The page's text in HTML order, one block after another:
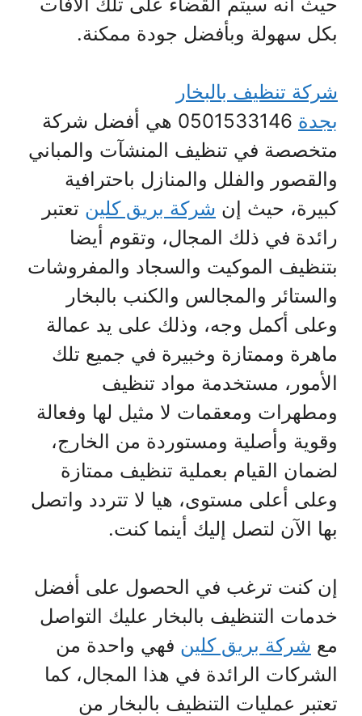
بكل سهولة وبأفضل جودة ممكنة.
شركة تنظيف بالبخار
بجدة
0501533146 هي أفضل شركة
متخصصة في تنظيف المنشآت والمباني
والقصور والفلل والمنازل باحترافية
كبيرة، حيث إن شركة بريق كلين تعتبر
رائدة في ذلك المجال، وتقوم أيضا
بتنظيف الموكيت والسجاد والمفروشات
والستائر والمجالس والكنب بالبخار
وعلى أكمل وجه، وذلك على يد عمالة
ماهرة وممتازة وخبيرة في جميع تلك
الأمور، مستخدمة مواد تنظيف
ومطهرات ومعقمات لا مثيل لها وفعالة
وقوية وأصلية ومستوردة من الخارج،
لضمان القيام بعملية تنظيف ممتازة
وعلى أعلى مستوى، هيا لا تتردد واتصل
بها الآن لتصل إليك أينما كنت.
إن كنت ترغب في الحصول على أفضل
خدمات التنظيف بالبخار عليك التواصل
مع شركة بريق كلين فهي واحدة من
الشركات الرائدة في هذا المجال، كما
تعتبر عمليات التنظيف بالبخار من